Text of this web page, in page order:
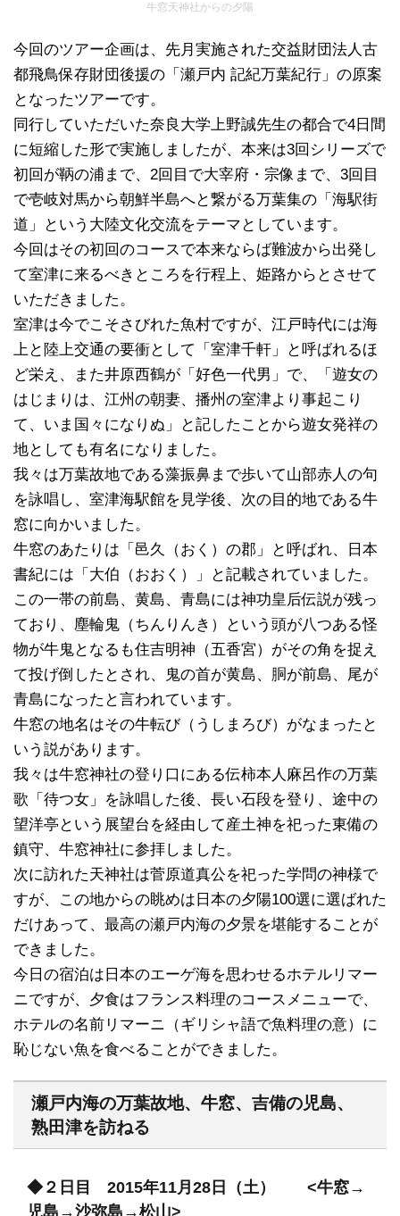
牛窓天神社からの夕陽
今回のツアー企画は、先月実施された交益財団法人古
都飛鳥保存財団後援の「瀬戸内 記紀万葉紀行」の原案
となったツアーです。
同行していただいた奈良大学上野誠先生の都合で4日間
に短縮した形で実施しましたが、本来は3回シリーズで
初回が鞆の浦まで、2回目で大宰府・宗像まで、3回目
で壱岐対馬から朝鮮半島へと繋がる万葉集の「海駅街
道」という大陸文化交流をテーマとしています。
今回はその初回のコースで本来ならば難波から出発し
て室津に来るべきところを行程上、姫路からとさせて
いただきました。
室津は今でこそさびれた魚村ですが、江戸時代には海
上と陸上交通の要衝として「室津千軒」と呼ばれるほ
ど栄え、また井原西鶴が「好色一代男」で、「遊女の
はじまりは、江州の朝妻、播州の室津より事起こり
て、いま国々になりぬ」と記したことから遊女発祥の
地としても有名になりました。
我々は万葉故地である藻振鼻まで歩いて山部赤人の句
を詠唱し、室津海駅館を見学後、次の目的地である牛
窓に向かいました。
牛窓のあたりは「邑久（おく）の郡」と呼ばれ、日本
書紀には「大伯（おおく）」と記載されていました。
この一帯の前島、黄島、青島には神功皇后伝説が残っ
ており、塵輪鬼（ちんりんき）という頭が八つある怪
物が牛鬼となるも住吉明神（五香宮）がその角を捉え
て投げ倒したとされ、鬼の首が黄島、胴が前島、尾が
青島になったと言われています。
牛窓の地名はその牛転び（うしまろび）がなまったと
いう説があります。
我々は牛窓神社の登り口にある伝柿本人麻呂作の万葉
歌「待つ女」を詠唱した後、長い石段を登り、途中の
望洋亭という展望台を経由して産土神を祀った東備の
鎮守、牛窓神社に参拝しました。
次に訪れた天神社は菅原道真公を祀った学問の神様で
すが、この地からの眺めは日本の夕陽100選に選ばれた
だけあって、最高の瀬戸内海の夕景を堪能することが
できました。
今日の宿泊は日本のエーゲ海を思わせるホテルリマー
ニですが、夕食はフランス料理のコースメニューで、
ホテルの名前リマーニ（ギリシャ語で魚料理の意）に
恥じない魚を食べることができました。
瀬戸内海の万葉故地、牛窓、吉備の児島、
熟田津を訪ねる
◆２日目 2015年11月28日（土） <牛窓→
児島→沙弥島→松山>